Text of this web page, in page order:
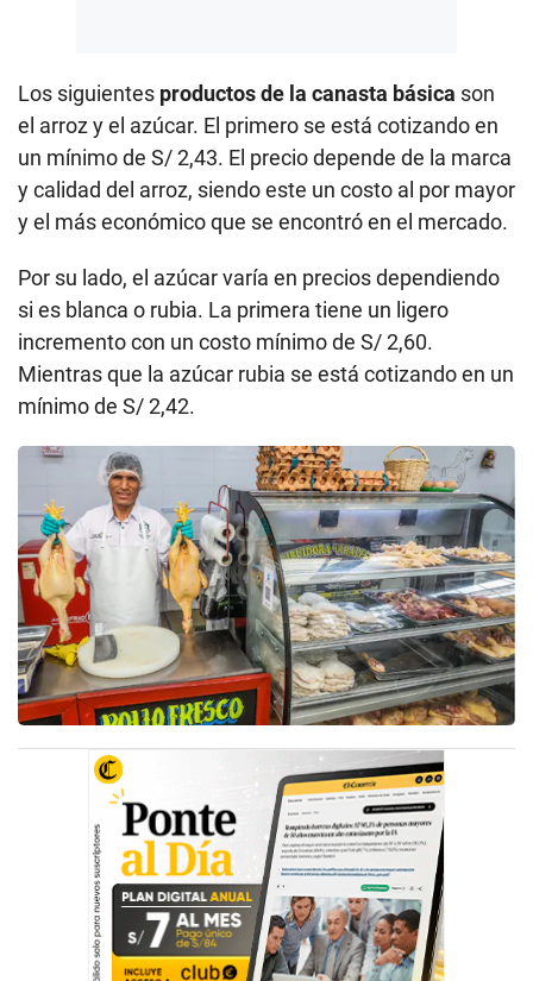
Los siguientes productos de la canasta básica son
el arroz y el azúcar. El primero se está cotizando en
un mínimo de S/ 2,43. El precio depende de la marca
y calidad del arroz, siendo este un costo al por mayor
y el más económico que se encontró en el mercado.
Por su lado, el azúcar varía en precios dependiendo
si es blanca o rubia. La primera tiene un ligero
incremento con un costo mínimo de S/ 2,60.
Mientras que la azúcar rubia se está cotizando en un
mínimo de S/ 2,42.